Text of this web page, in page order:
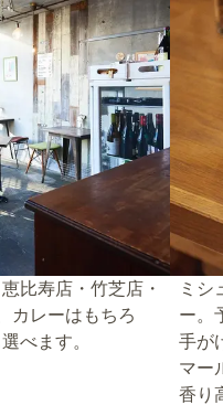
比寿店・竹芝店・
カレーはもちろ
べます。
ミシ
ー。
手が
マー
香り